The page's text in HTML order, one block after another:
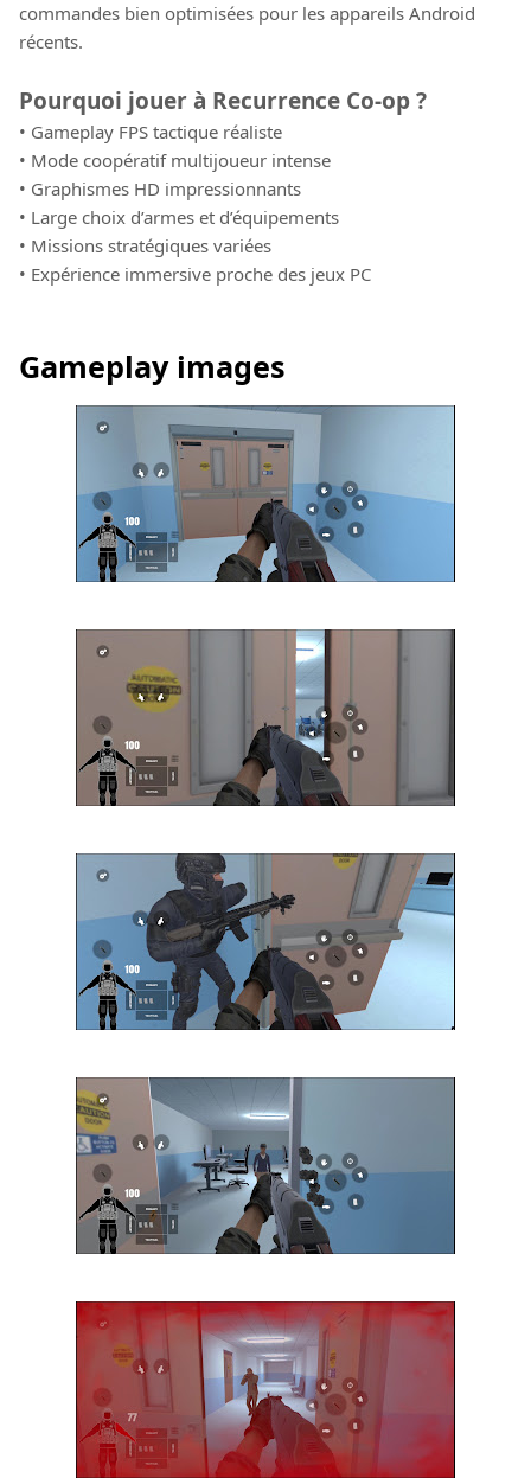
commandes bien optimisées pour les appareils Android
récents.
Pourquoi jouer à Recurrence Co-op ?
• Gameplay FPS tactique réaliste
• Mode coopératif multijoueur intense
• Graphismes HD impressionnants
• Large choix d’armes et d’équipements
• Missions stratégiques variées
• Expérience immersive proche des jeux PC
Gameplay images